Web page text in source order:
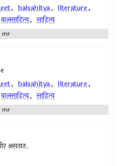
, balsahitya, literature,
बालसाहित्य, साहित्य
mr
, balsahitya, literature,
बालसाहित्य, साहित्य
mr
असतात.